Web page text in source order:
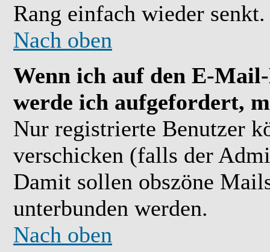
Rang einfach wieder senkt.
Nach oben
Wenn ich auf den E-
werde ich aufgefordert,
Nur registrierte Benutzer
verschicken (falls der
Damit sollen obszöne
unterbunden werden.
Nach oben